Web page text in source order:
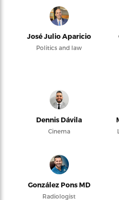
José Julio Aparicio
Politics and law
Dennis Dávila
Cinema
González Pons MD
Radiologist